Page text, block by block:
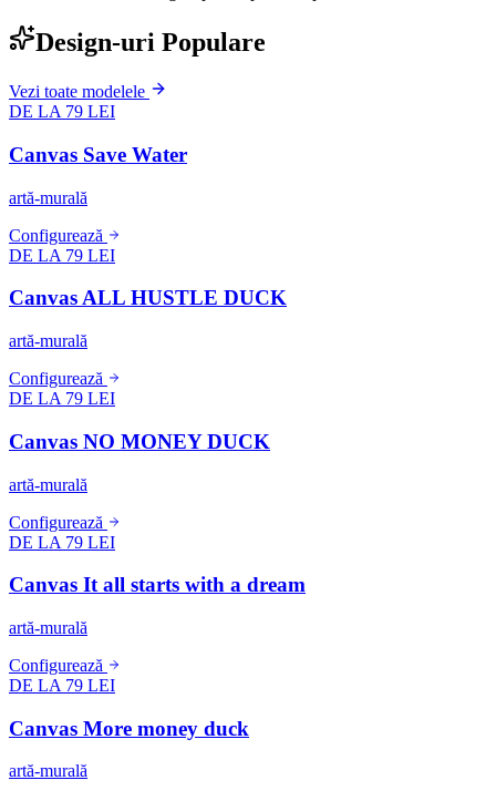
Design-uri Populare
Vezi toate modelele
DE LA 79 LEI
Canvas Save Water
artă-murală
Configurează
DE LA 79 LEI
Canvas ALL HUSTLE DUCK
artă-murală
Configurează
DE LA 79 LEI
Canvas NO MONEY DUCK
artă-murală
Configurează
DE LA 79 LEI
Canvas It all starts with a dream
artă-murală
Configurează
DE LA 79 LEI
Canvas More money duck
artă-murală